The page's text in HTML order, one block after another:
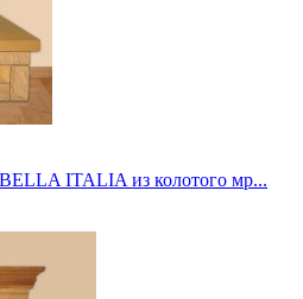
ITALIA из колотого мр...